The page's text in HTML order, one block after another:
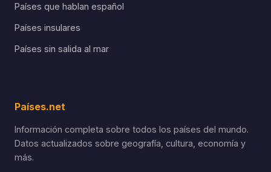
Países que hablan español
Países insulares
Países sin salida al mar
Países.net
Información completa sobre todos los países del mundo.
Datos actualizados sobre geografía, cultura, economía y
más.